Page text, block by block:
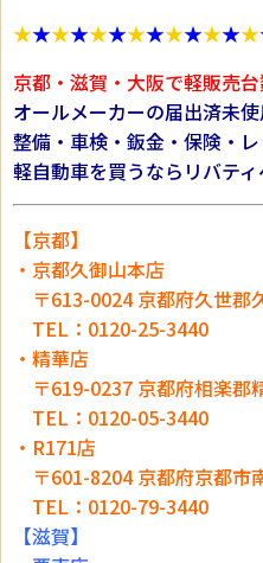
★★★★★★★★★★★★★
京都・滋賀・大阪で軽販売
オールメーカーの届出済未
整備・車検・鈑金・保険・
軽自動車を買うならリバテ
【京都】
・京都久御山本店
〒613-0024 京都府久世郡
TEL：0120-25-3440
・精華店
〒619-0237 京都府相楽郡
TEL：0120-05-3440
・R171店
〒601-8204 京都府京都市
TEL：0120-79-3440
【滋賀】